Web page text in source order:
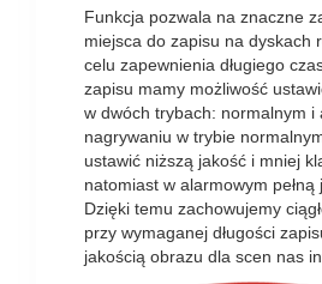
Funkcja pozwala na znaczne
miejsca do zapisu na dyskach
celu zapewnienia długiego
zapisu mamy możliwość
w dwóch trybach: normalnym i
nagrywaniu w trybie
ustawić niższą jakość i mniej
natomiast w alarmowym pełną
Dzięki temu zachowujemy
przy wymaganej długości
jakością obrazu dla scen nas